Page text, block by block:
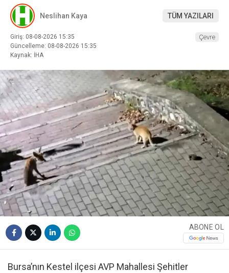
Neslihan Kaya TÜM YAZILARI
Giriş: 08-08-2026 15:35
Güncelleme: 08-08-2026 15:35
Kaynak: İHA
Çevre
ABONE OL
Bursa’nın Kestel ilçesi AVP Mahallesi Şehitler